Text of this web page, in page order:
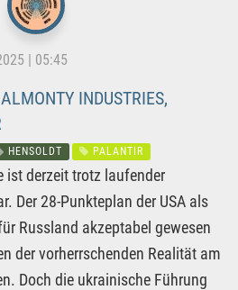
| 05:45
INDUSTRIES,
HENSOLDT PALANTIR
ist derzeit trotz laufender
Der 28-Punkteplan der USA als
Russland akzeptabel gewesen
der vorherrschenden Realität am
Doch die ukrainische Führung